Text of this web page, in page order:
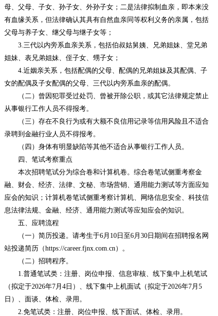
母、父母、子女、孙子女、外孙子女；二是法律拟制血亲，即本来没
有血缘关系，但法律确认其具有自然血亲同等权利义务的亲属，包括
父母与养子女、继父母与继子女等；
3.三代以内旁系血亲关系，包括伯叔姑舅姨、兄弟姐妹、堂兄弟
姐妹、表兄弟姐妹、侄子女、甥子女；
4.近姻亲关系，包括配偶的父母、配偶的兄弟姐妹及其配偶、子
女的配偶及子女配偶的父母、三代以内旁系血亲的配偶。
（二）曾因犯罪受过处罚、曾被开除公职，或其它法律规定禁止
从事银行工作人员不得报考。
（三）存在不良行为或有大额不良信用记录等信用风险且不适合
录聘到金融行业人员不得报考。
（四）身体有明显缺陷等其他不适合从事银行工作人员。
四、笔试考察重点
本次招聘笔试分为综合卷和计算机卷。综合卷笔试侧重考察金
融、财会、经济、法律、文秘、市场营销、通用能力测试等方面应知
应会的知识；计算机卷笔试侧重考察计算机、网络信息安全、科技信
息法律法规、金融、经济、通用能力测试等应知应会的知识。
五、应聘流程
（一）简历投递。请考生于6月10日至6月30日期间在招聘报名网
站投递简历（https://career.fjnx.com.cn）。
（二）招聘程序。
1.普通笔试类：注册、岗位申报、信息审核、线下集中上机笔试
（拟定于2026年7月4日）、线下集中上机面试（拟定于2026年7月5
日）、面谈、体检、录用。
2.免笔试类：注册、岗位申报、线下面试、体检、录用。